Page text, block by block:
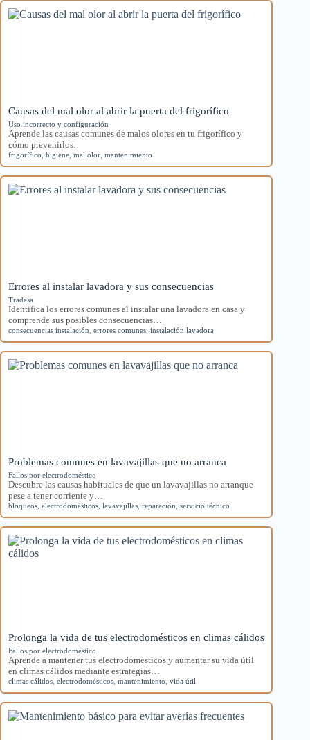
Causas del mal olor al abrir la puerta del frigorífico
Uso incorrecto y configuración
Aprende las causas comunes de malos olores en tu frigorífico y
cómo prevenirlos.
frigorífico higiene mal olor mantenimiento
Errores al instalar lavadora y sus consecuencias
Tradesa
Identifica los errores comunes al instalar una lavadora en casa y
comprende sus posibles consecuencias…
consecuencias instalación errores comunes instalación lavadora
Problemas comunes en lavavajillas que no arranca
Fallos por electrodoméstico
Descubre las causas habituales de que un lavavajillas no arranque
pese a tener corriente y…
bloqueos electrodomésticos lavavajillas reparación servicio técnico
Prolonga la vida de tus electrodomésticos en climas cálidos
Fallos por electrodoméstico
Aprende a mantener tus electrodomésticos y aumentar su vida útil
en climas cálidos mediante estrategias…
climas cálidos electrodomésticos mantenimiento vida útil